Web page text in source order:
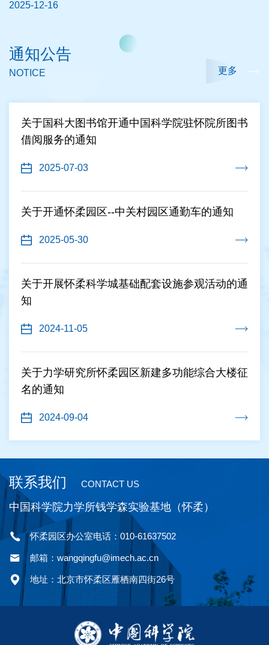
2025-12-16
通知公告
NOTICE 更多
关于国科大图书馆开通中国科学院驻怀院所图书
借阅服务的通知
2025-07-03
关于开通怀柔园区--中关村园区通勤车的通知
2025-05-30
关于开展怀柔科学城基础配套设施参观活动的通
知
2024-11-05
关于力学研究所怀柔园区新建多功能综合大楼征
名的通知
2024-09-04
联系我们 CONTACT US
中国科学院力学所钱学森实验基地（怀柔）
怀柔园区办公室电话：010-61637502
邮箱：wangqingfu@imech.ac.cn
地址：北京市怀柔区雁栖南四街26号